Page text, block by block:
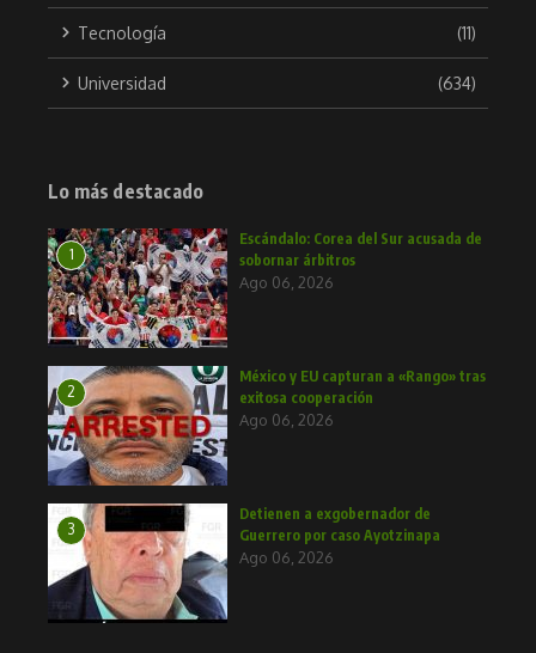
Tecnología (11)
Universidad (634)
Lo más destacado
1
Escándalo: Corea del Sur acusada de
sobornar árbitros
Ago 06, 2026
2
México y EU capturan a «Rango» tras
exitosa cooperación
Ago 06, 2026
3
Detienen a exgobernador de
Guerrero por caso Ayotzinapa
Ago 06, 2026